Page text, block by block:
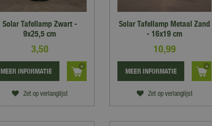
Solar Tafellamp Zwart -
9x25,5 cm
3,50
Zet op verlanglijst
MEER INFORMATIE
Solar Tafellamp Metaal Zand
- 16x19 cm
10,99
Zet op verlanglijst
MEER INFORMATIE